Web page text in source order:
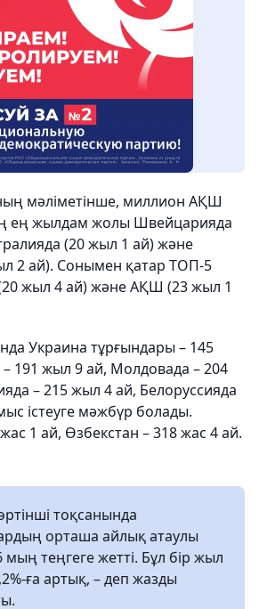
мәліметінше, миллион АҚШ
ең жылдам жолы Швейцарияда
(20 жыл 1 ай) және
2 ай). Сонымен қатар ТОП-5
жыл 4 ай) және АҚШ (23 жыл 1
Украина тұрғындары – 145
191 жыл 9 ай, Молдовада – 204
– 215 жыл 4 ай, Белоруссияда
істеуге мәжбүр болады.
1 ай, Өзбекстан – 318 жас 4 ай.
тоқсанында
орташа айлық атаулы
теңгеге жетті. Бұл бір жыл
ға артық, – деп жазды